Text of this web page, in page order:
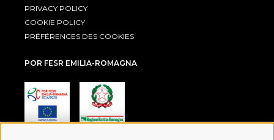
PRIVACY POLICY
COOKIE POLICY
PRÉFÉRENCES DES COOKIES
POR FESR EMILIA-ROMAGNA